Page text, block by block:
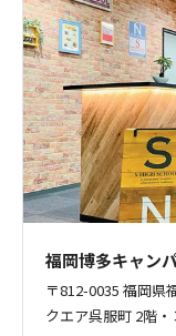
福岡博多キャン
〒812-0035 福岡県
クエア呉服町 2階・